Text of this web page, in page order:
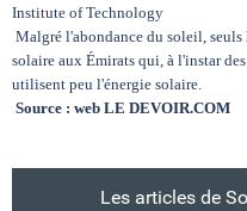
Institute of Technology
Malgré l'abondance du soleil, seuls
solaire aux Émirats qui, à l'instar
utilisent peu l'énergie solaire.
Source : web LE DEVOIR.COM
Les articles de